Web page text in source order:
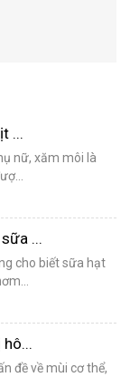
...
nữ, xăm môi là
...
cho biết sữa hạt
đề về mùi cơ thể,